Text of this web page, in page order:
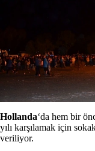
Hollanda‘da hem bir
yılı karşılamak için
veriliyor.